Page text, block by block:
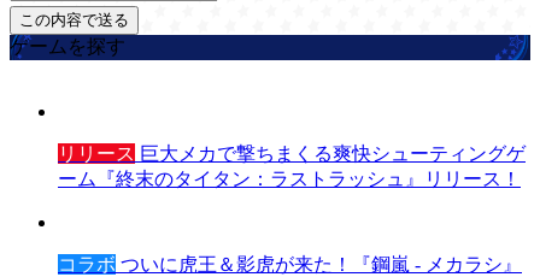
ゲームを探す
リリース 巨大メカで撃ちまくる爽快シューティングゲ
ーム『終末のタイタン：ラストラッシュ』リリース！
コラボ ついに虎王＆影虎が来た！『鋼嵐 - メカラシ』